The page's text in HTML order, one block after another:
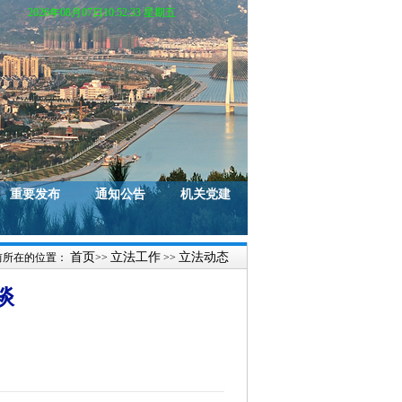
2026年08月07日10:52:33 星期五
重要发布 通知公告 机关党建
在的位置： 首页>> 立法工作 >> 立法动态